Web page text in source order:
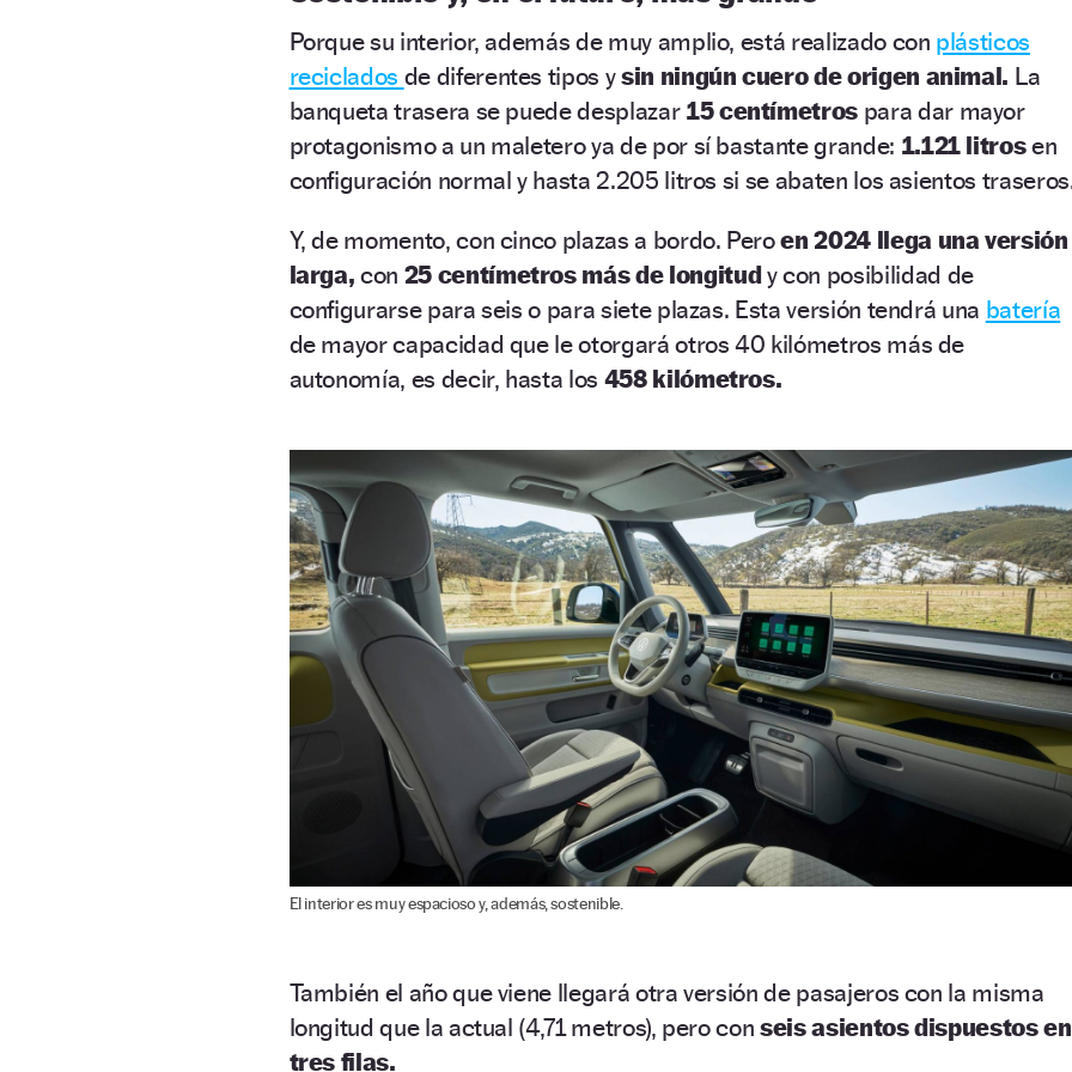
Porque su interior, además de muy amplio, está realizado con plásticos
reciclados de diferentes tipos ysin ningún cuero de origen animal. La
banqueta trasera se puede desplazar15 centímetros para dar mayor
protagonismo a un maletero ya de por sí bastante grande: 1.121 litrosen
configuración normal y hasta 2.205 litros si se abaten los asientos
Y, de momento, con cinco plazas a bordo. Peroen 2024 llega una versión
larga, con 25 centímetros más de longitudy con posibilidad de
configurarse para seis o para siete plazas. Esta versión tendrá una batería
de mayor capacidad que le otorgará otros 40 kilómetros más de
autonomía, es decir, hasta los 458 kilómetros.
El interior es muy espacioso y, además, sostenible.
También el año que viene llegará otra versión de pasajeros con la misma
longitud que la actual (4,71 metros), pero conseis asientos dispuestos en
tres filas.